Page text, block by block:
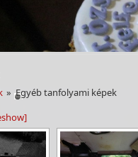
» Egyéb tanfolyami képek